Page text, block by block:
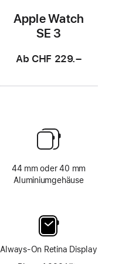
Apple Watch
SE 3
Ab CHF 229.–
44 mm oder 40 mm
Aluminiumgehäuse
Always-On Retina Display